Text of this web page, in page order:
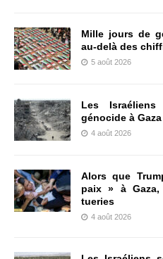
Mille jours de
au-delà des
5 août 2026
Les
génocide à Gaza
4 août 2026
Alors que
paix » à
tueries
4 août 2026